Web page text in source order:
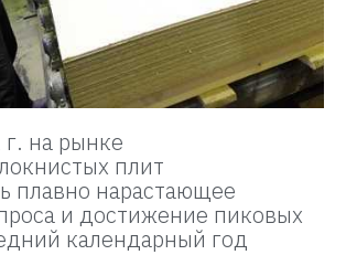
на рынке
плит
плавно нарастающее
и достижение пиковых
календарный год